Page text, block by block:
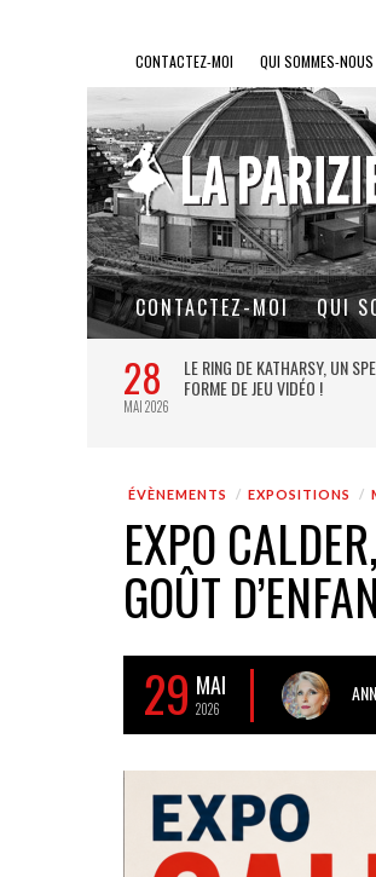
CONTACTEZ-MOI QUI SOMMES-
CONTACTEZ-MOI QUI
28
MAI 2026
LE RING DE KATHARSY, UN
FORME DE JEU VIDÉO !
ÉVÈNEMENTS EXPOSITIONS
EXPO
GOÛT
29 MAI
2026